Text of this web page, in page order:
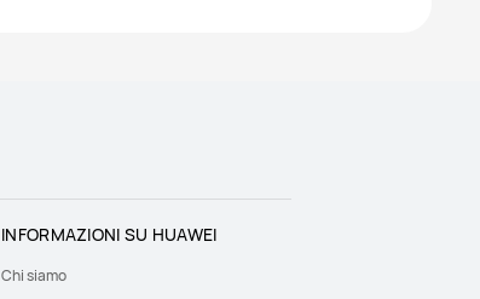
INFORMAZIONI SU HUAWEI
Chi siamo